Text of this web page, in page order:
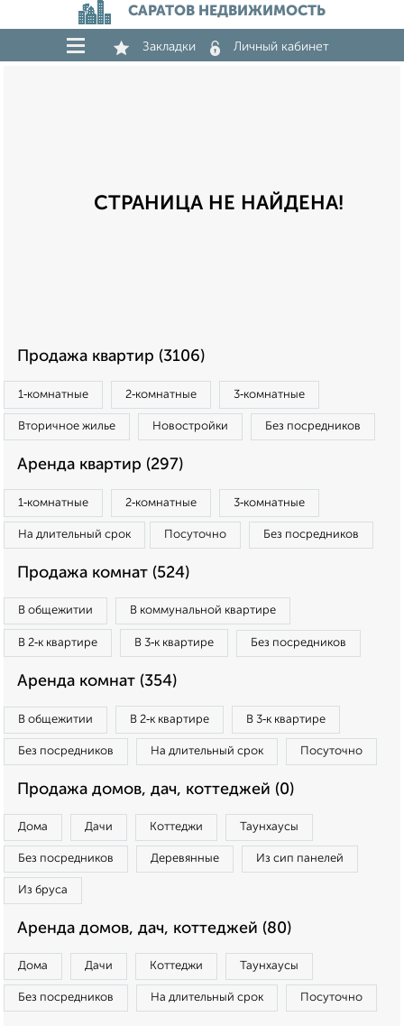
САРАТОВ НЕДВИЖИМОСТЬ
Закладки Личный кабинет
СТРАНИЦА НЕ НАЙДЕНА!
Продажа квартир (3106)
1‑комнатные 2‑комнатные 3‑комнатные
Вторичное жилье Новостройки Без посредников
Аренда квартир (297)
1‑комнатные 2‑комнатные 3‑комнатные
На длительный срок Посуточно Без посредников
Продажа комнат (524)
В общежитии В коммунальной квартире
В 2‑к квартире В 3‑к квартире Без посредников
Аренда комнат (354)
В общежитии В 2‑к квартире В 3‑к квартире
Без посредников На длительный срок Посуточно
Продажа домов, дач, коттеджей (0)
Дома Дачи Коттеджи Таунхаусы
Без посредников Деревянные Из сип панелей
Из бруса
Аренда домов, дач, коттеджей (80)
Дома Дачи Коттеджи Таунхаусы
Без посредников На длительный срок Посуточно